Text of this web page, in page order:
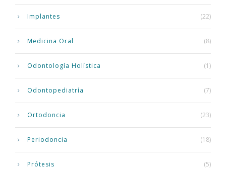
Implantes (22)
Medicina Oral (8)
Odontología Holística (1)
Odontopediatría (7)
Ortodoncia (23)
Periodoncia (18)
Prótesis (5)